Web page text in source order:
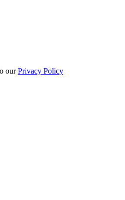
ourPrivacy Policy